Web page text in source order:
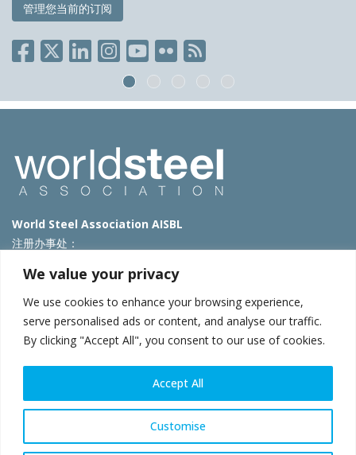
We value your privacy
We use cookies to enhance your browsing experience,
serve personalised ads or content, and analyse our traffic.
By clicking "Accept All", you consent to our use of cookies.
Customise
Accept All
管理您当前的订阅
World Steel Association AISBL
注册办事处：
T: +32 2 702 89 00 – E:steel@worldsteel.org
北京市朝阳区霄云路40号院国航世纪大厦1号楼3层3F
E:china@worldsteel.org
使用条款|隐私政策
|网站地图|VAT Number BE 0406.597.373
steeluniversity.org